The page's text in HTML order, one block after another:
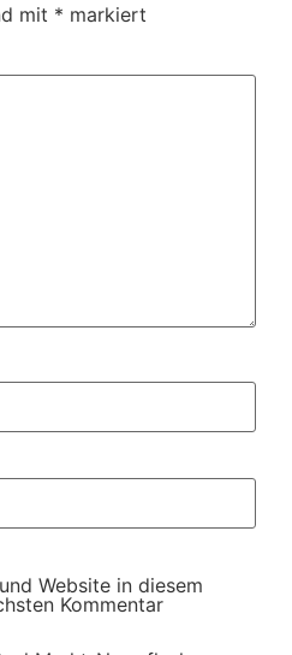
mit * markiert
Website in diesem
Kommentar